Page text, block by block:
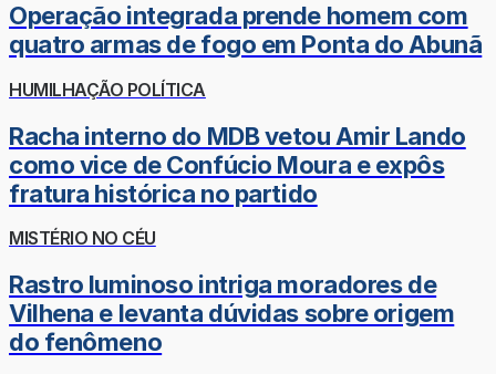
Operação integrada prende homem com
quatro armas de fogo em Ponta do Abunã
HUMILHAÇÃO POLÍTICA
Racha interno do MDB vetou Amir Lando
como vice de Confúcio Moura e expôs
fratura histórica no partido
MISTÉRIO NO CÉU
Rastro luminoso intriga moradores de
Vilhena e levanta dúvidas sobre origem
do fenômeno